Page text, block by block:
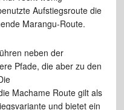
Aufstiegsroute die
Marangu-Route.
neben der
Pfade, die aber zu den
Machame Route gilt als
und bietet ein